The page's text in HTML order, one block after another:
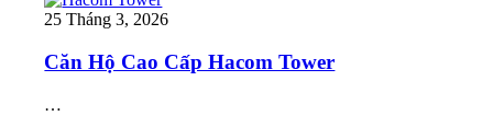
25 Tháng 3, 2026
Căn Hộ Cao Cấp Hacom Tower
…